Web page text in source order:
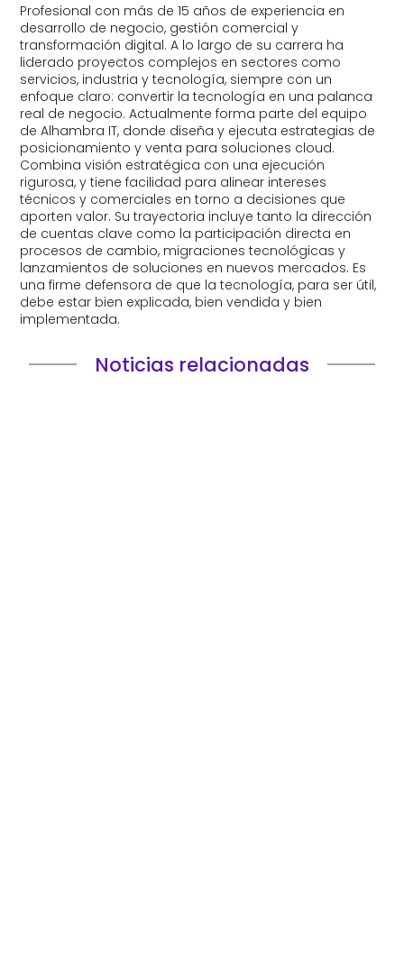
Profesional con más de 15 años de experiencia en
desarrollo de negocio, gestión comercial y
transformación digital. A lo largo de su carrera ha
liderado proyectos complejos en sectores como
servicios, industria y tecnología, siempre con un
enfoque claro: convertir la tecnología en una palanca
real de negocio. Actualmente forma parte del equipo
de Alhambra IT, donde diseña y ejecuta estrategias de
posicionamiento y venta para soluciones cloud.
Combina visión estratégica con una ejecución
rigurosa, y tiene facilidad para alinear intereses
técnicos y comerciales en torno a decisiones que
aporten valor. Su trayectoria incluye tanto la dirección
de cuentas clave como la participación directa en
procesos de cambio, migraciones tecnológicas y
lanzamientos de soluciones en nuevos mercados. Es
una firme defensora de que la tecnología, para ser útil,
debe estar bien explicada, bien vendida y bien
implementada.
Noticias relacionadas